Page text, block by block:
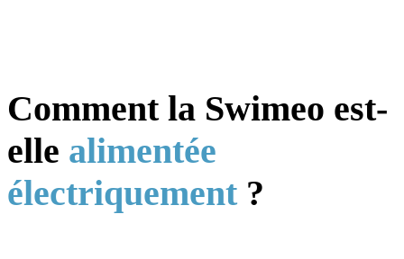
Comment la Swimeo est-
elle alimentée
électriquement?